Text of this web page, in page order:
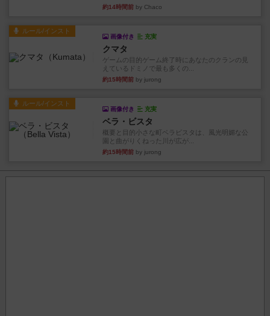
約14時間前 by Chaco
ルール/インスト
画像付き 充実
クマタ
ゲームの目的ゲーム終了時にあなたのクランの見
えているドミノで最も多くの...
約15時間前 by jurong
ルール/インスト
画像付き 充実
ベラ・ビスタ
概要と目的小さな町ベラビスタは、風光明媚な公
園と曲がりくねった川が広が...
約15時間前 by jurong